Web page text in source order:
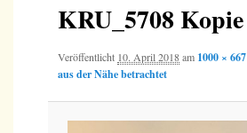
KRU_5708 Kopie
Veröffentlicht 10. April 2018am 1000 × 667
aus der Nähe betrachtet